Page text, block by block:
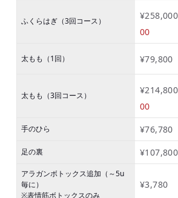
ふくらはぎ（3回コース） ¥258,000
00
太もも（1回） ¥79,800
太もも（3回コース） ¥214,800
00
手のひら ¥76,780
足の裏 ¥107,800
アラガンボトックス追加（～5u
毎に）
※表情筋ボトックスのみ
¥3,780